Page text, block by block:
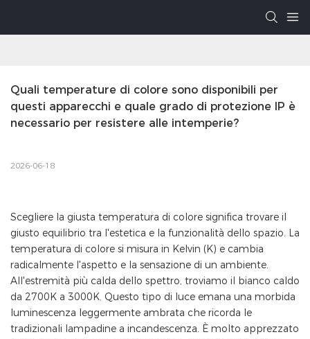
Quali temperature di colore sono disponibili per
questi apparecchi e quale grado di protezione IP è
necessario per resistere alle intemperie?
2026-06-18
Scegliere la giusta temperatura di colore significa trovare il
giusto equilibrio tra l'estetica e la funzionalità dello spazio. La
temperatura di colore si misura in Kelvin (K) e cambia
radicalmente l'aspetto e la sensazione di un ambiente.
All'estremità più calda dello spettro, troviamo il bianco caldo
da 2700K a 3000K. Questo tipo di luce emana una morbida
luminescenza leggermente ambrata che ricorda le
tradizionali lampadine a incandescenza. È molto apprezzato